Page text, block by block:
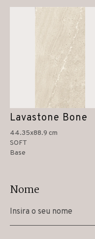
Lavastone Bone
44.35x88.9 cm
SOFT
Base
Nome